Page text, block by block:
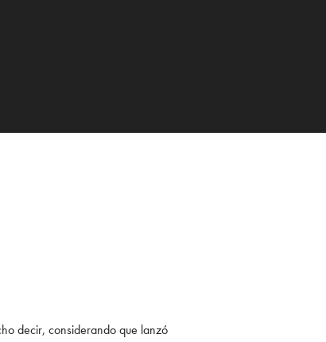
decir, considerando que lanzó